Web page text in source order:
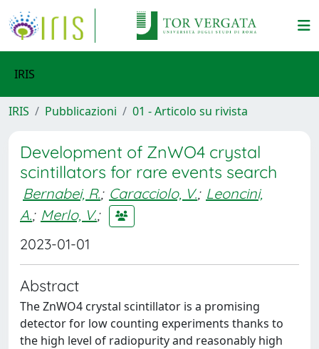
IRIS
IRIS Pubblicazioni 01 - Articolo su rivista
Development of ZnWO4 crystal
scintillators for rare events search
Bernabei, R.; Caracciolo, V.; Leoncini,
A.; Merlo, V.;
2023-01-01
Abstract
The ZnWO4 crystal scintillator is a promising
detector for low counting experiments thanks to
the high level of radiopurity and reasonably high